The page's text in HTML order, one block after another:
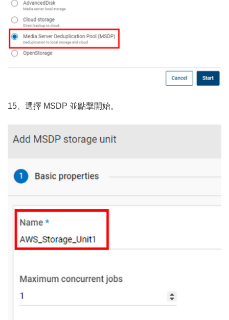
15、選擇 MSDP 並點擊開始。